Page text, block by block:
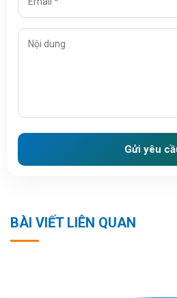
Gửi yêu
BÀI VIẾT LIÊN QUAN